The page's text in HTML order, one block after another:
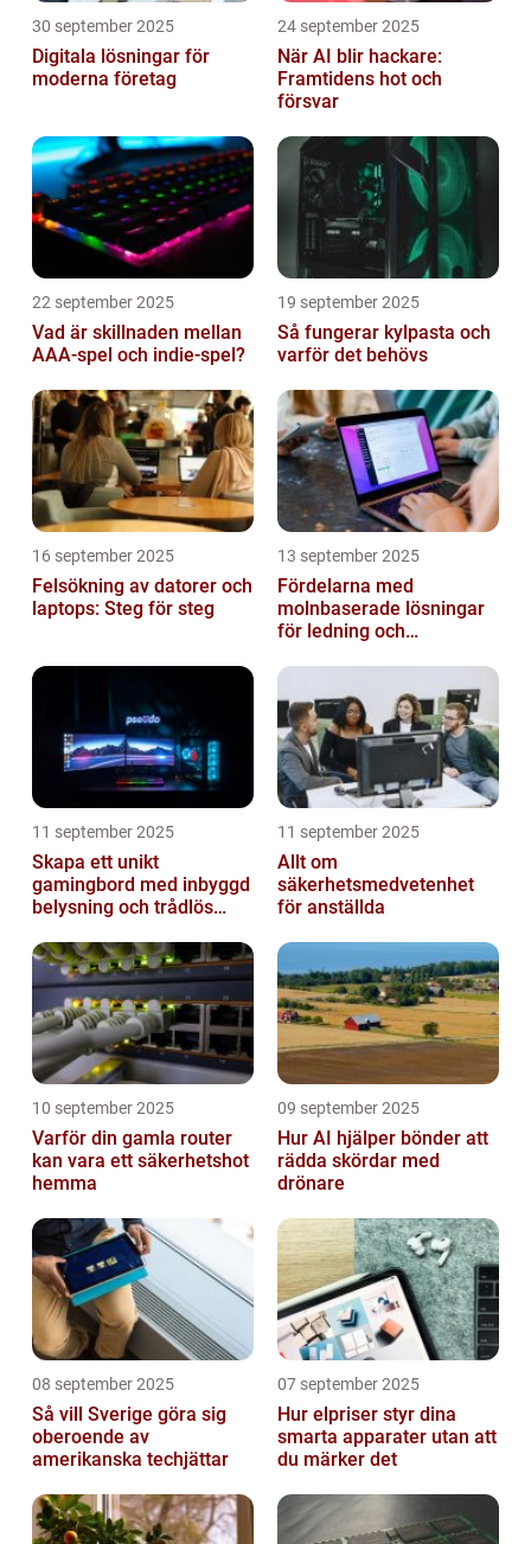
30 september 2025
Digitala lösningar för
moderna företag
24 september 2025
När AI blir hackare:
Framtidens hot och
försvar
22 september 2025
Vad är skillnaden mellan
AAA-spel och indie-spel?
19 september 2025
Så fungerar kylpasta och
varför det behövs
16 september 2025
Felsökning av datorer och
laptops: Steg för steg
13 september 2025
Fördelarna med
molnbaserade lösningar
för ledning och
11 september 2025
Skapa ett unikt
gamingbord med inbyggd
belysning och trådlös
11 september 2025
Allt om
säkerhetsmedvetenhet
för anställda
10 september 2025
Varför din gamla router
kan vara ett säkerhetshot
hemma
09 september 2025
Hur AI hjälper bönder att
rädda skördar med
drönare
08 september 2025
Så vill Sverige göra sig
oberoende av
amerikanska techjättar
07 september 2025
Hur elpriser styr dina
smarta apparater utan att
du märker det